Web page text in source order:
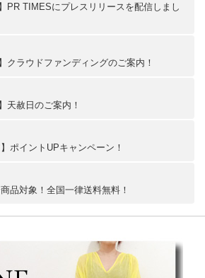
PR TIMESにプレスリリースを配信しまし
クラウドファンディングのご案内！
天赦日のご案内！
ポイントUPキャンペーン！
品対象！全国一律送料無料！